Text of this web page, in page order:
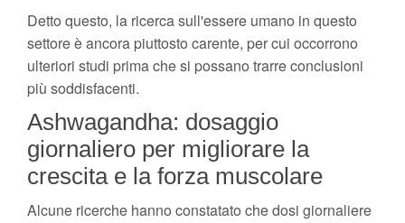
Detto questo, la ricerca sull'essere umano in questo
settore è ancora piuttosto carente, per cui occorrono
ulteriori studi prima che si possano trarre conclusioni
più soddisfacenti.
Ashwagandha: dosaggio
giornaliero per migliorare la
crescita e la forza muscolare
Alcune ricerche hanno constatato che dosi giornaliere